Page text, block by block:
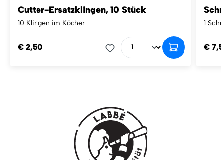
Cutter-Ersatzklingen, 10 Stück
10 Klingen im Köcher
€ 2,50
1
€